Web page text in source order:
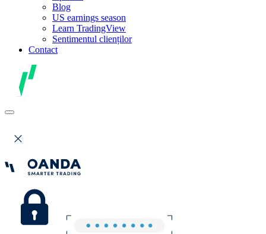
Blog
US earnings season
Learn TradingView
Sentimentul clienților
Contact